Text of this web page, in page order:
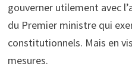
gouverner utilement avec
du Premier ministre qui
constitutionnels. Mais en
mesures.